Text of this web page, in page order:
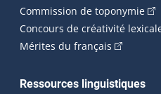
Commission de toponymie
Concours de créativité
Mérites du français (Cet
Ressources linguistiques